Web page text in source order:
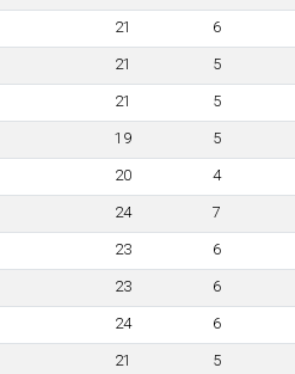
21 6
21 5
21 5
19 5
20 4
24 7
23 6
23 6
24 6
21 5